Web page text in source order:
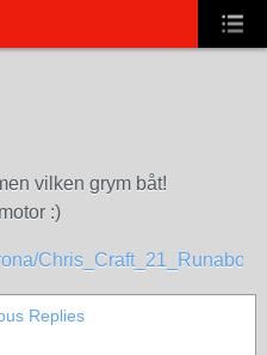
vilken grym båt!
:)
Replies